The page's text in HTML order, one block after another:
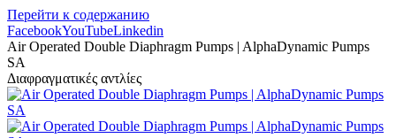
Перейти к содержанию
FacebookYouTubeLinkedin
Air Operated Double Diaphragm Pumps | AlphaDynamic Pumps
SA
Διαφραγματικές αντλίες